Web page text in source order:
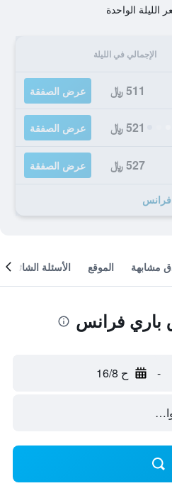
الواحدة
الإجمالي في الليلة
511 ﷼ عرض الصفقة
521 ﷼ عرض الصفقة
527 ﷼ عرض الصفقة
مشابهة الموقع الأسئلة الشائعة
فرانس
- ح 16/8